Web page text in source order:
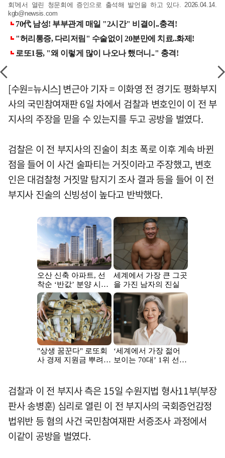
회'에서 열린 청문회에 증인으로 출석해 발언을 하고 있다. 2026.04.14.
kgb@newsis.com
[수원=뉴시스] 변근아 기자 = 이화영 전 경기도 평화부지
사의 국민참여재판 6일 차에서 검찰과 변호인이 이 전 부
지사의 주장을 믿을 수 있는지를 두고 공방을 벌였다.
검찰은 이 전 부지사의 진술이 최초 폭로 이후 계속 바뀐
점을 들어 이 사건 술파티는 거짓이라고 주장했고, 변호
인은 대검찰청 거짓말 탐지기 조사 결과 등을 들어 이 전
부지사 진술의 신빙성이 높다고 반박했다.
검찰과 이 전 부지사 측은 15일 수원지법 형사11부(부장
판사 송병훈) 심리로 열린 이 전 부지사의 국회증언감정
법위반 등 혐의 사건 국민참여재판 서증조사 과정에서
이같이 공방을 벌였다.